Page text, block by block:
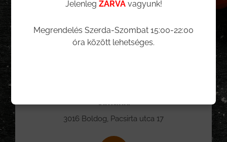
3016 Boldog, Pacsirta utca 17
Jelenleg ZÁRVAvagyunk!
Megrendelés Szerda-Szombat 15:00-22:00
óra között lehetséges.